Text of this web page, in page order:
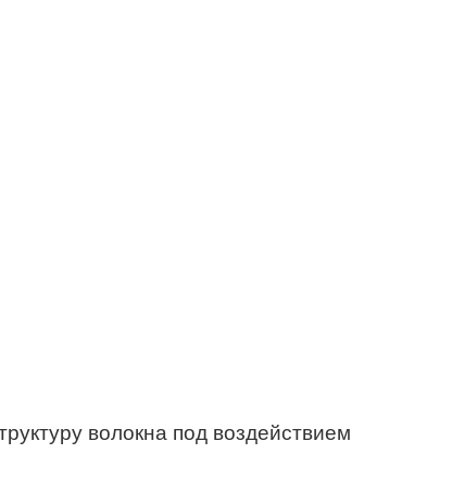
волокна под воздействием